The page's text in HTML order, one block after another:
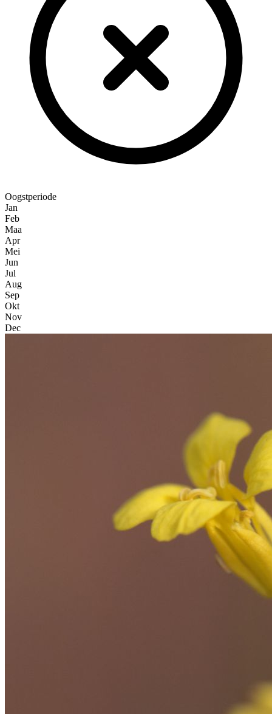
Oogstperiode
Jan
Feb
Maa
Apr
Mei
Jun
Jul
Aug
Sep
Okt
Nov
Dec